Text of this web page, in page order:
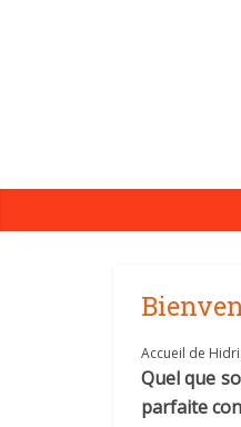
Accueil de
Quel que
parfaite